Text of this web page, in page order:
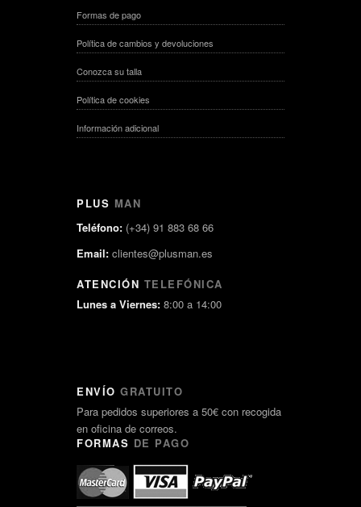
Formas de pago
Política de cambios y devoluciones
Conozca su talla
Política de cookies
Información adicional
PLUS MAN
Teléfono: (+34) 91 883 68 66
Email: clientes@plusman.es
ATENCIÓN TELEFÓNICA
Lunes a Viernes: 8:00 a 14:00
ENVÍO GRATUITO
Para pedidos superiores a 50€ con recogida
en oficina de correos.
FORMAS DE PAGO